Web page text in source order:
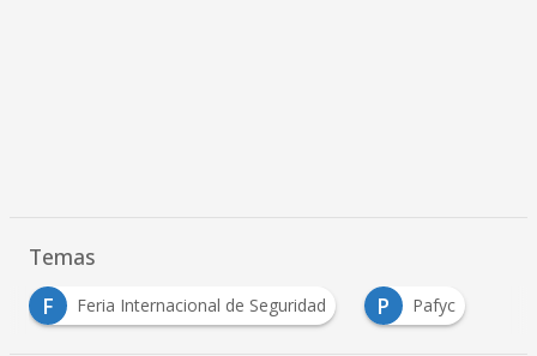
Temas
F
Feria Internacional de Seguridad P Pafyc